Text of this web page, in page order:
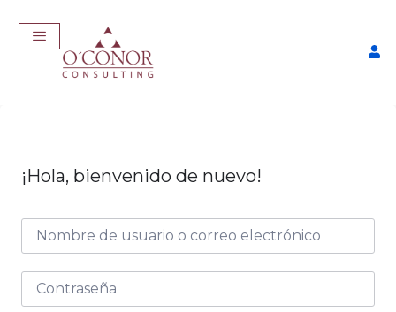
¡Hola, bienvenido de nuevo!